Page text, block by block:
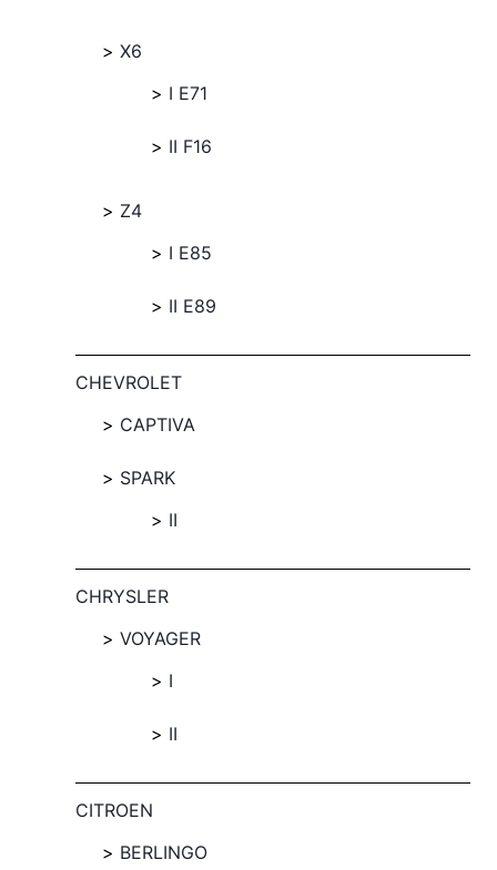
X6
I E71
II F16
Z4
I E85
II E89
CHEVROLET
CAPTIVA
SPARK
II
CHRYSLER
VOYAGER
I
II
CITROEN
BERLINGO